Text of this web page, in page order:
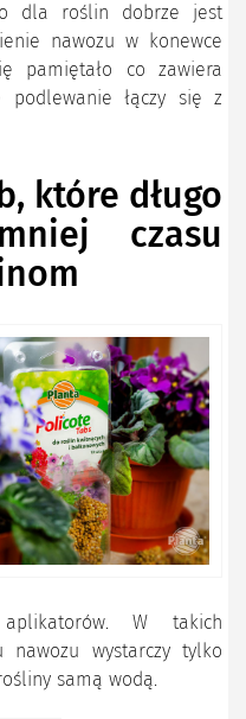
dla roślin dobrze jest
nawozu w konewce
pamiętało co zawiera
łączy się z
które długo
czasu
W takich
nawozu wystarczy tylko
samą wodą.